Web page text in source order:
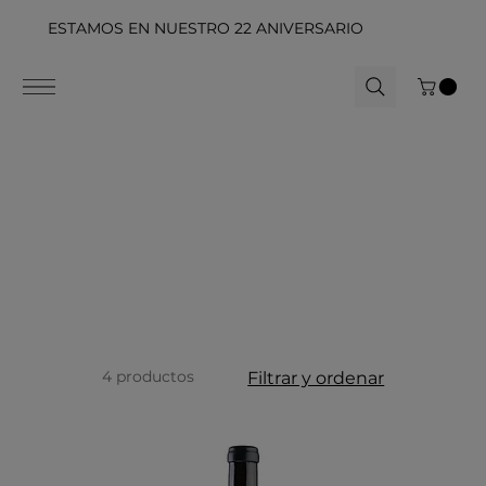
ESTAMOS EN NUESTRO 22 ANIVERSARIO
4 productos Filtrar y ordenar